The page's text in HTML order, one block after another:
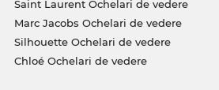
Saint Laurent Ochelari de vedere
Marc Jacobs Ochelari de vedere
Silhouette Ochelari de vedere
Chloé Ochelari de vedere